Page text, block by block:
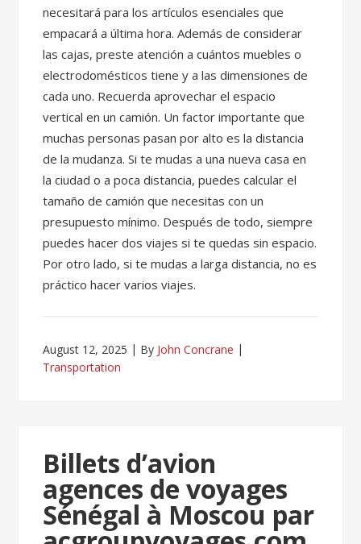
necesitará para los artículos esenciales que
empacará a última hora. Además de considerar
las cajas, preste atención a cuántos muebles o
electrodomésticos tiene y a las dimensiones de
cada uno. Recuerda aprovechar el espacio
vertical en un camión. Un factor importante que
muchas personas pasan por alto es la distancia
de la mudanza. Si te mudas a una nueva casa en
la ciudad o a poca distancia, puedes calcular el
tamaño de camión que necesitas con un
presupuesto mínimo. Después de todo, siempre
puedes hacer dos viajes si te quedas sin espacio.
Por otro lado, si te mudas a larga distancia, no es
práctico hacer varios viajes.
August 12, 2025 By John Concrane
Transportation
Billets d’avion
agences de voyages
Sénégal à Moscou par